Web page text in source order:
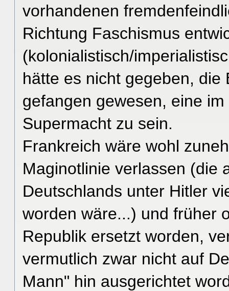
vorhandenen
Richtung Faschismus
(kolonialistisch/
hätte es nicht gegeben,
gefangen gewesen, eine
Supermacht zu sein.
Frankreich wäre wohl
Maginotlinie verlassen (die
Deutschlands unter Hitler
worden wäre...) und früher
Republik ersetzt worden,
vermutlich zwar nicht auf
Mann" hin ausgerichtet